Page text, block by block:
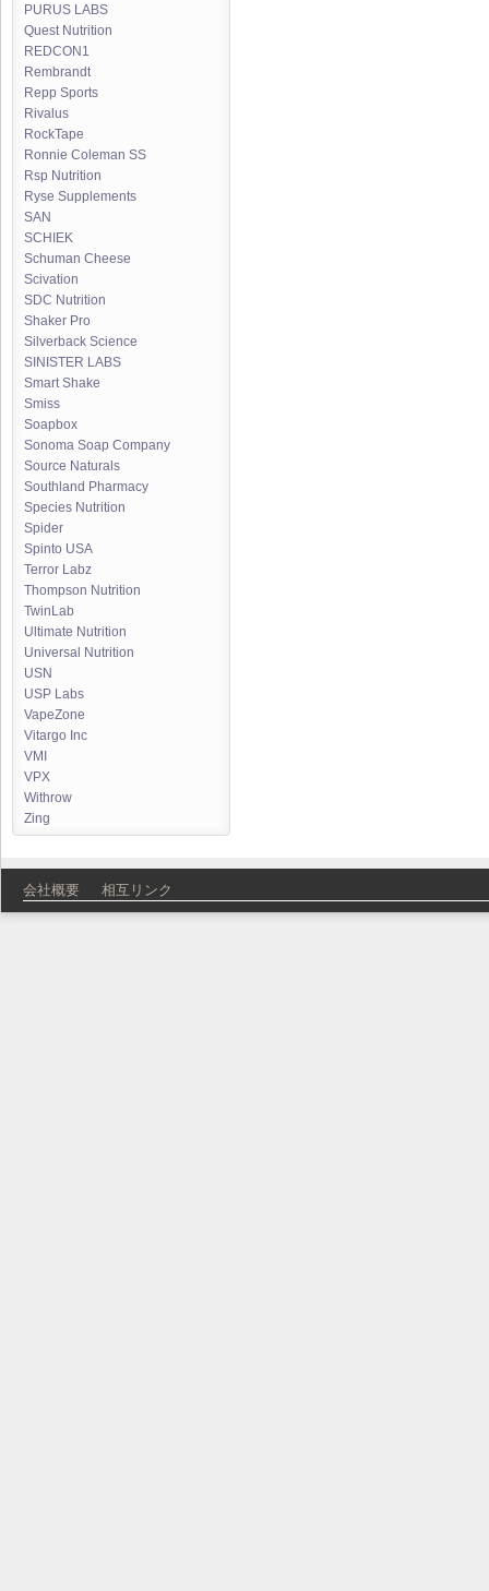
PURUS LABS
Quest Nutrition
REDCON1
Rembrandt
Repp Sports
Rivalus
RockTape
Ronnie Coleman SS
Rsp Nutrition
Ryse Supplements
SAN
SCHIEK
Schuman Cheese
Scivation
SDC Nutrition
Shaker Pro
Silverback Science
SINISTER LABS
Smart Shake
Smiss
Soapbox
Sonoma Soap Company
Source Naturals
Southland Pharmacy
Species Nutrition
Spider
Spinto USA
Terror Labz
Thompson Nutrition
TwinLab
Ultimate Nutrition
Universal Nutrition
USN
USP Labs
VapeZone
Vitargo Inc
VMI
VPX
Withrow
Zing
会社概要 相互リンク